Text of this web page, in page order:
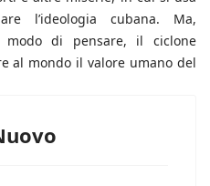
l’ideologia cubana. Ma,
modo di pensare, il ciclone
al mondo il valore umano del